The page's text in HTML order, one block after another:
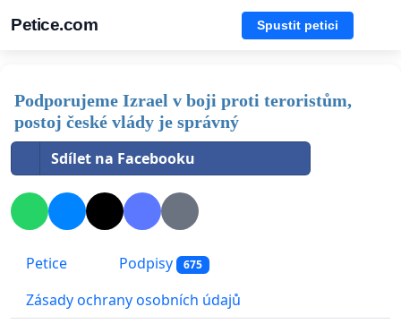
Petice.com Spustit petici
Podporujeme Izrael v boji proti teroristům,
postoj české vlády je správný
Sdílet na Facebooku
Petice Podpisy 675
Zásady ochrany osobních údajů